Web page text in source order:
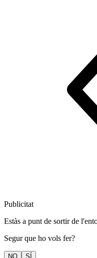
Publicitat
Estàs a punt de sortir de
Segur que ho vols fer?
NO SÍ